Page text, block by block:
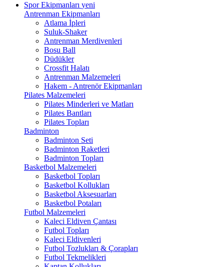
Spor Ekipmanları yeni
Antrenman Ekipmanları
Atlama İpleri
Suluk-Shaker
Antrenman Merdivenleri
Bosu Ball
Düdükler
Crossfit Halatı
Antrenman Malzemeleri
Hakem - Antrenör Ekipmanları
Pilates Malzemeleri
Pilates Minderleri ve Matları
Pilates Bantları
Pilates Topları
Badminton
Badminton Seti
Badminton Raketleri
Badminton Topları
Basketbol Malzemeleri
Basketbol Topları
Basketbol Kollukları
Basketbol Aksesuarları
Basketbol Potaları
Futbol Malzemeleri
Kaleci Eldiven Çantası
Futbol Topları
Kaleci Eldivenleri
Futbol Tozlukları & Çorapları
Futbol Tekmelikleri